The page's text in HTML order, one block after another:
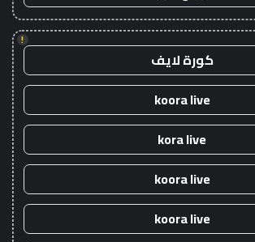
!
كورة لايف
koora live
kora live
koora live
koora live